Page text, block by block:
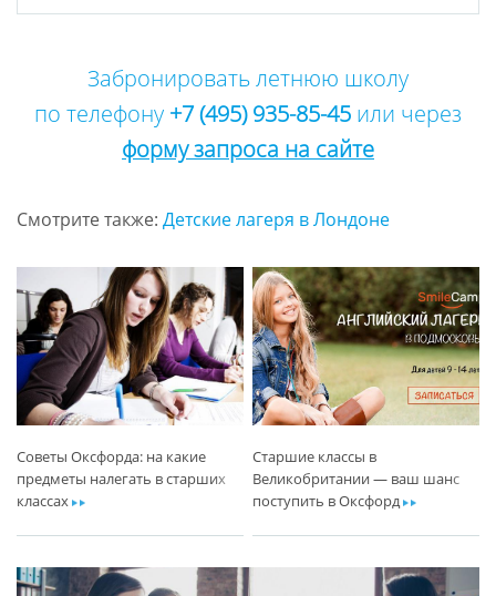
Забронировать летнюю школу
по телефону +7 (495) 935-85-45 или через
форму запроса на сайте
Смотрите также: Детские лагеря в Лондоне
Советы Оксфорда: на какие
предметы налегать в старших
классахar
Старшие классы в
Великобритании — ваш шанс
поступить в Оксфордar